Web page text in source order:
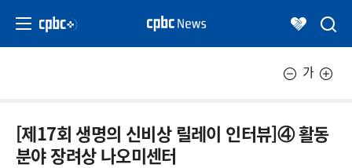
가
[제17회 생명의 신비상 릴레이 인터뷰]④ 활동
분야 장려상 나오미센터